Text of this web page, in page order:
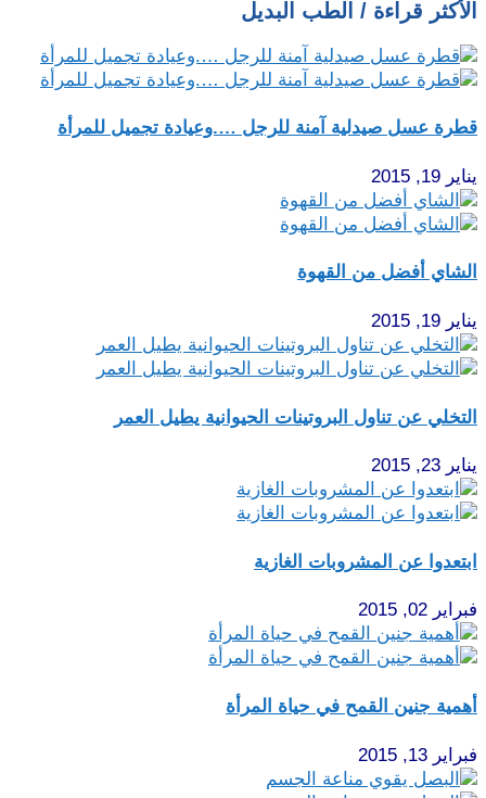
الأكثر قراءة / الطب البديل
قطرة عسل صيدلية آمنة للرجل ….وعيادة تجميل للمرأة
يناير 19, 2015
الشاي أفضل من القهوة
يناير 19, 2015
التخلي عن تناول البروتينات الحيوانية يطيل العمر
يناير 23, 2015
ابتعدوا عن المشروبات الغازية
فبراير 02, 2015
أهمية جنين القمح في حياة المرأة‏
فبراير 13, 2015